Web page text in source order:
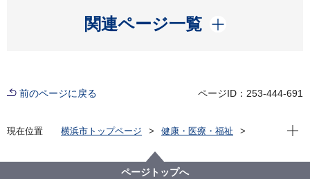
関連ページ一覧
開く
前のページに戻る ページID：253-444-691
現在位置 横浜市トップページ
健康・医療・福祉
旧優生保護法による優生手術等を受けた方へ
現在
ページトップへ